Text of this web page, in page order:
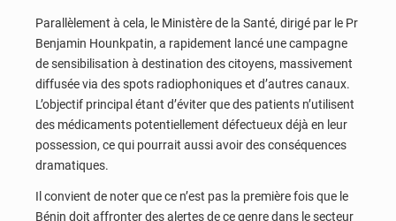
Parallèlement à cela, le Ministère de la Santé, dirigé par le Pr
Benjamin Hounkpatin, a rapidement lancé une campagne
de sensibilisation à destination des citoyens, massivement
diffusée via des spots radiophoniques et d’autres canaux.
L’objectif principal étant d’éviter que des patients n’utilisent
des médicaments potentiellement défectueux déjà en leur
possession, ce qui pourrait aussi avoir des conséquences
dramatiques.
Il convient de noter que ce n’est pas la première fois que le
Bénin doit affronter des alertes de ce genre dans le secteur